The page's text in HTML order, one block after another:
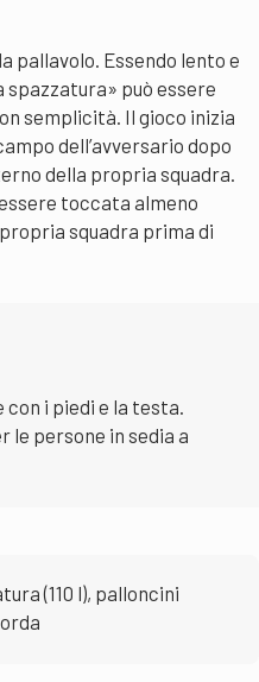
pallavolo. Essendo lento e
spazzatura» può essere
semplicità. Il gioco inizia
dell’avversario dopo
della propria squadra.
toccata almeno
squadra prima di
con i piedi e la testa.
le persone in sedia a
(110 l), palloncini